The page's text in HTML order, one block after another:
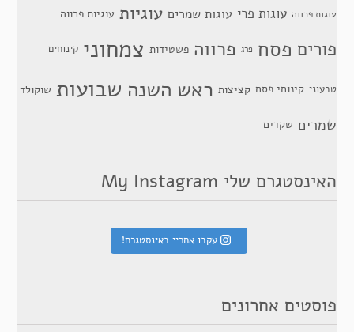
עוגות פרווה עוגות פרי עוגות שמרים עוגיות עוגיות פרווה
פורים פסח פרג פרווה פשטידות צמחוני קינוחים
טבעוני קינוחי פסח קציצות ראש השנה שבועות שוקולד
שמרים שקדים
האינסטגרם שלי My Instagram
עקבו אחריי באינסטגרם!
פוסטים אחרונים